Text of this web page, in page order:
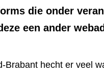
die onder
een ander
Brabant hecht er veel